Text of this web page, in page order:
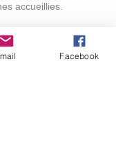
accueillies
PLUS
Facebook